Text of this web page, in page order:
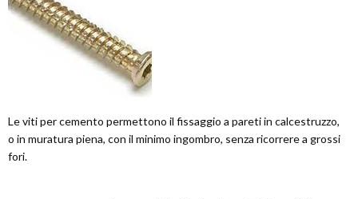
Le viti per cemento permettono il fissaggio a pareti in calcestruzzo,
o in muratura piena, con il minimo ingombro, senza ricorrere a grossi
fori.